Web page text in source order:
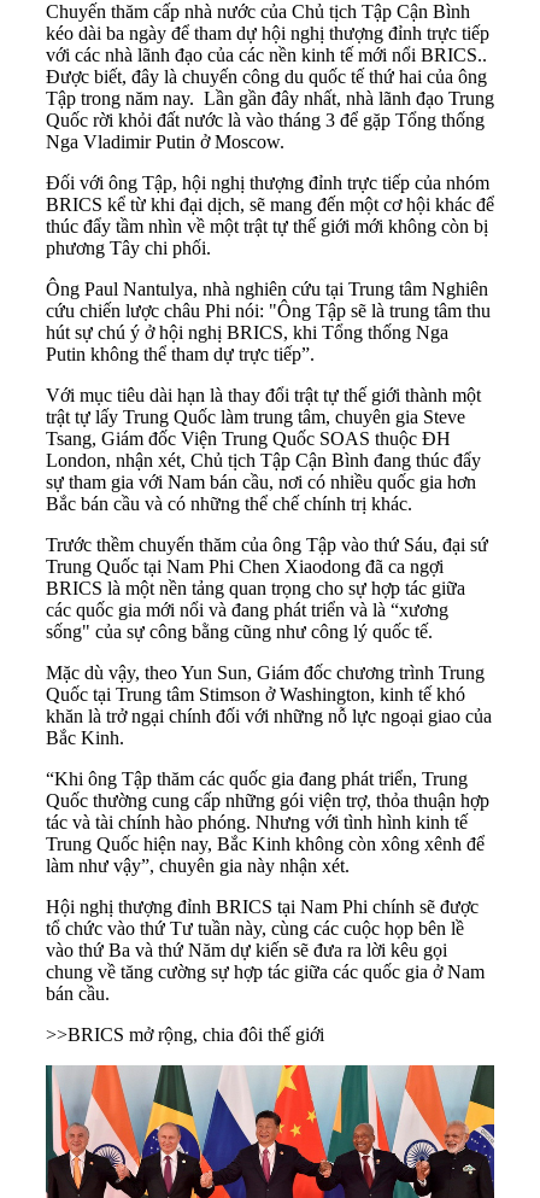
Chuyến thăm cấp nhà nước của Chủ tịch Tập Cận Bình
kéo dài ba ngày để tham dự hội nghị thượng đỉnh trực tiếp
với các nhà lãnh đạo của các nền kinh tế mới nổi BRICS..
Được biết, đây là chuyến công du quốc tế thứ hai của ông
Tập trong năm nay. Lần gần đây nhất, nhà lãnh đạo Trung
Quốc rời khỏi đất nước là vào tháng 3 để gặp Tổng thống
Nga Vladimir Putin ở Moscow.
Đối với ông Tập, hội nghị thượng đỉnh trực tiếp của nhóm
BRICS kể từ khi đại dịch, sẽ mang đến một cơ hội khác để
thúc đẩy tầm nhìn về một trật tự thế giới mới không còn bị
phương Tây chi phối.
Ông Paul Nantulya, nhà nghiên cứu tại Trung tâm Nghiên
cứu chiến lược châu Phi nói: "Ông Tập sẽ là trung tâm thu
hút sự chú ý ở hội nghị BRICS, khi Tổng thống Nga
Putin không thể tham dự trực tiếp”.
Với mục tiêu dài hạn là thay đổi trật tự thế giới thành một
trật tự lấy Trung Quốc làm trung tâm, chuyên gia Steve
Tsang, Giám đốc Viện Trung Quốc SOAS thuộc ĐH
London, nhận xét, Chủ tịch Tập Cận Bình đang thúc đẩy
sự tham gia với Nam bán cầu, nơi có nhiều quốc gia hơn
Bắc bán cầu và có những thể chế chính trị khác.
Trước thềm chuyến thăm của ông Tập vào thứ Sáu, đại sứ
Trung Quốc tại Nam Phi Chen Xiaodong đã ca ngợi
BRICS là một nền tảng quan trọng cho sự hợp tác giữa
các quốc gia mới nổi và đang phát triển và là “xương
sống" của sự công bằng cũng như công lý quốc tế.
Mặc dù vậy, theo Yun Sun, Giám đốc chương trình Trung
Quốc tại Trung tâm Stimson ở Washington, kinh tế khó
khăn là trở ngại chính đối với những nỗ lực ngoại giao của
Bắc Kinh.
“Khi ông Tập thăm các quốc gia đang phát triển, Trung
Quốc thường cung cấp những gói viện trợ, thỏa thuận hợp
tác và tài chính hào phóng. Nhưng với tình hình kinh tế
Trung Quốc hiện nay, Bắc Kinh không còn xông xênh để
làm như vậy”, chuyên gia này nhận xét.
Hội nghị thượng đỉnh BRICS tại Nam Phi chính sẽ được
tổ chức vào thứ Tư tuần này, cùng các cuộc họp bên lề
vào thứ Ba và thứ Năm dự kiến sẽ đưa ra lời kêu gọi
chung về tăng cường sự hợp tác giữa các quốc gia ở Nam
bán cầu.
>>BRICS mở rộng, chia đôi thế giới